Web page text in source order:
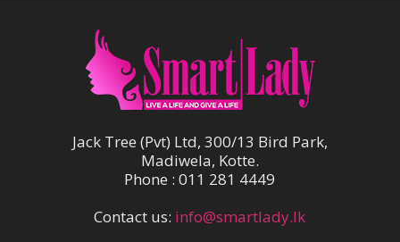
Jack Tree (Pvt) Ltd, 300/13 Bird Park,
Madiwela, Kotte.
Phone : 011 281 4449
Contact us: info@smartlady.lk